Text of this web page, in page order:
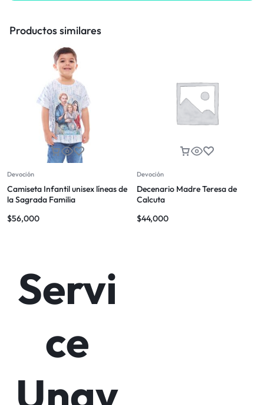
Productos similares
Devoción
Camiseta Infantil unisex líneas de
la Sagrada Familia
$56,000
Devoción
Decenario Madre Teresa de
Calcuta
$44,000
Servi
ce